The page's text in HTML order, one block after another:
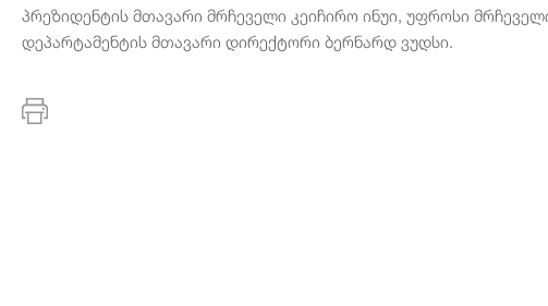
პრეზიდენტის მთავარი მრჩეველი კეიჩირო ინუი, უფროსი
დეპარტამენტის მთავარი დირექტორი ბერნარდ ვუდსი.